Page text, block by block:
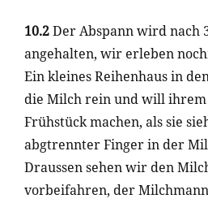
10.2Der Abspann wird nach
angehalten, wir erleben
Ein kleines Reihenhaus in
die Milch rein und will ihrem
Frühstück machen, als sie
abgtrennter Finger in der
Draussen sehen wir den
vorbeifahren, der